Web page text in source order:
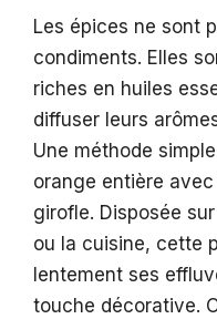
Les épices ne sont
condiments. Elles
riches en huiles
diffuser leurs
Une méthode
orange entière
girofle. Disposée
ou la cuisine, cette
lentement ses
touche décorative.